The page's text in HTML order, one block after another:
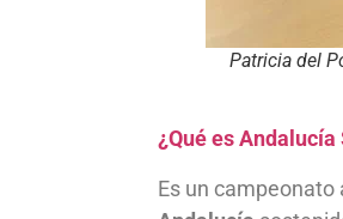
Patricia del
¿Qué es
Es un